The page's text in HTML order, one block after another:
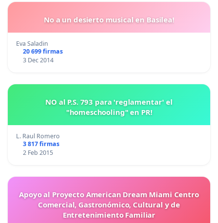
No a un desierto musical en Basilea!
Eva Saladin
20 699 firmas
3 Dec 2014
NO al P.S. 793 para 'reglamentar' el
"homeschooling" en PR!
L. Raul Romero
3 817 firmas
2 Feb 2015
Apoyo al Proyecto American Dream Miami Centro
Comercial, Gastronómico, Cultural y de
Entretenimiento Familiar